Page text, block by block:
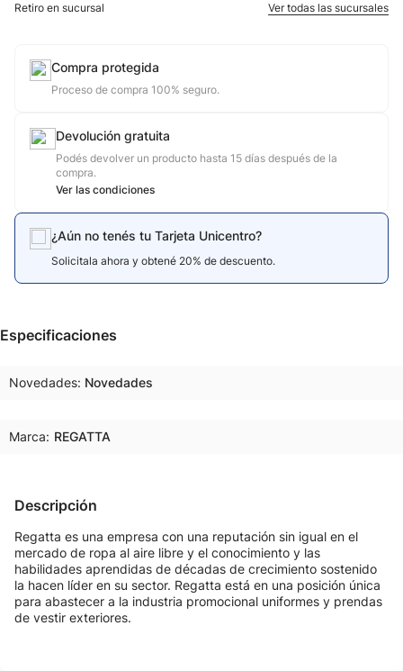
Retiro en sucursal Ver todas las sucursales
Compra protegida
Proceso de compra 100% seguro.
Devolución gratuita
Podés devolver un producto hasta 15 días después de la
compra.
Ver las condiciones
¿Aún no tenés tu Tarjeta Unicentro?
Solicitala ahora y obtené 20% de descuento.
Especificaciones
Novedades Novedades
Marca: REGATTA
Descripción
Regatta es una empresa con una reputación sin igual en el
mercado de ropa al aire libre y el conocimiento y las
habilidades aprendidas de décadas de crecimiento sostenido
la hacen líder en su sector. Regatta está en una posición única
para abastecer a la industria promocional uniformes y prendas
de vestir exteriores.